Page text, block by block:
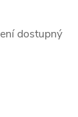
dostupný